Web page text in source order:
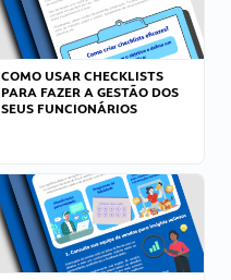
COMO USAR CHECKLISTS
PARA FAZER A GESTÃO DOS
SEUS FUNCIONÁRIOS